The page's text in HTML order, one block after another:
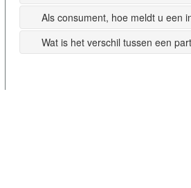
Als consument, hoe meldt u een
Wat is het verschil tussen een